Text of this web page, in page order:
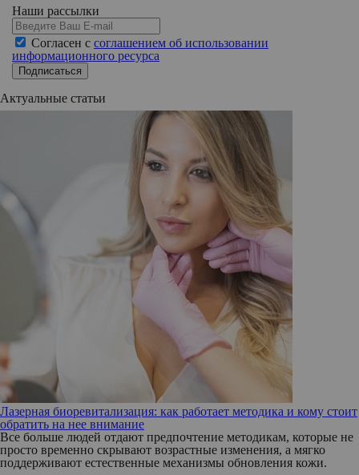
Наши рассылки
Согласен с соглашением об использовании
информационного ресурса
Подписаться
Актуальные статьи
Лазерная биоревитализация: как работает методика и кому стоит
обратить на нее внимание
Все больше людей отдают предпочтение методикам, которые не
просто временно скрывают возрастные изменения, а мягко
поддерживают естественные механизмы обновления кожи.